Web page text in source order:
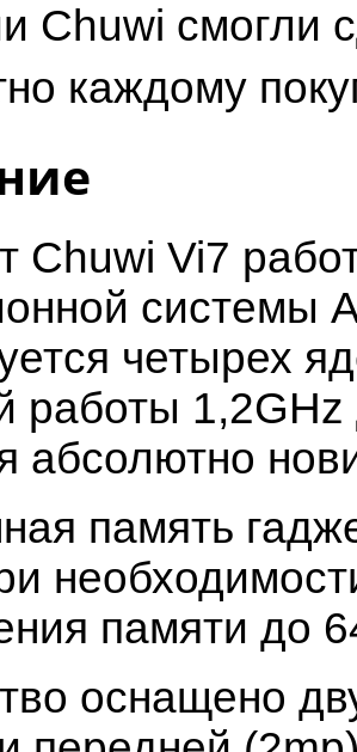
Chuwi смогли
каждому
Chuwi Vi7
системы
четырех
работы
абсолютно
память
памяти до
оснащено